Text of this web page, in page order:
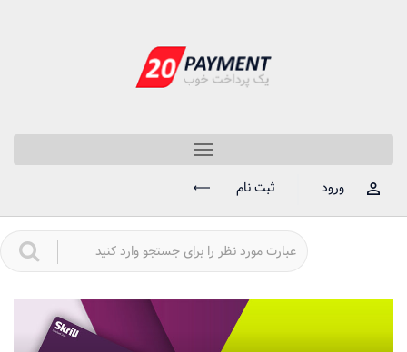
Toggle
navigation
ورود
ثبت نام